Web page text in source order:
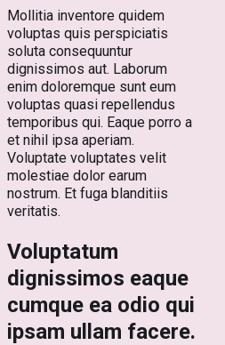
Mollitia inventore quidem
voluptas quis perspiciatis
soluta consequuntur
dignissimos aut. Laborum
enim doloremque sunt eum
voluptas quasi repellendus
temporibus qui. Eaque porro a
et nihil ipsa aperiam.
Voluptate voluptates velit
molestiae dolor earum
nostrum. Et fuga blanditiis
veritatis.
Voluptatum
dignissimos eaque
cumque ea odio qui
ipsam ullam facere.